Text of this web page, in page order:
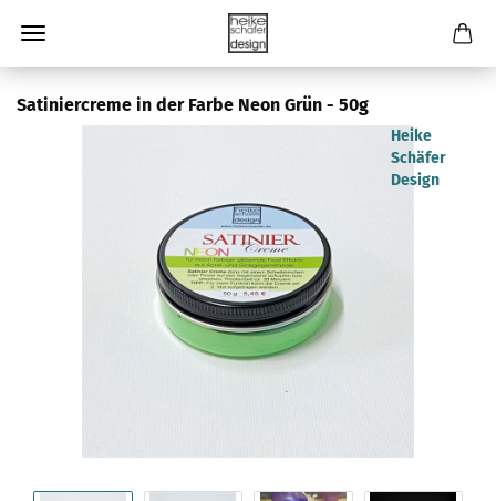
Satiniercreme in der Farbe Neon Grün - 50g
Heike
Schäfer
Design